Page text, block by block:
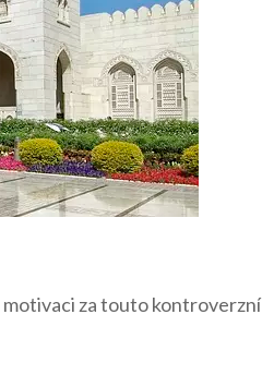
⁢za touto kontroverzní